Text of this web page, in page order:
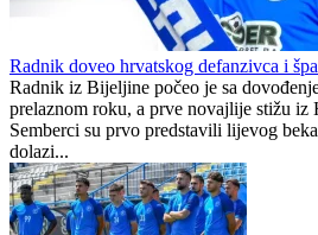
WWIN liga
0 0